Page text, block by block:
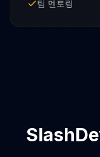
팀 멘토링